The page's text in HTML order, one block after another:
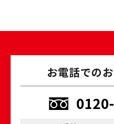
お電話での